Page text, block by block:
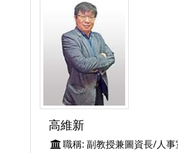
高維新
職稱: 副教授兼圖資長/人